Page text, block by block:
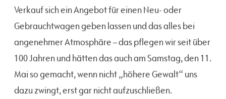
Verkauf sich ein Angebot für einen Neu- oder
Gebrauchtwagen geben lassen und das alles bei
angenehmer Atmosphäre – das pflegen wir seit über
100 Jahren und hätten das auch am Samstag, den 11.
Mai so gemacht, wenn nicht „höhere Gewalt“ uns
dazu zwingt, erst gar nicht aufzuschließen.